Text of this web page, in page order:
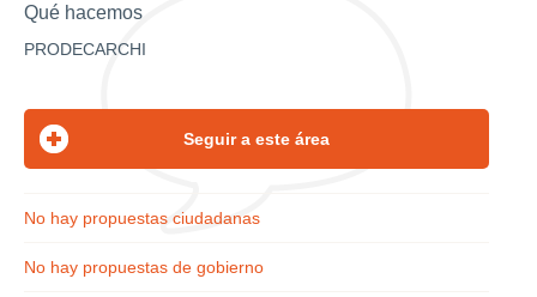
Qué hacemos
PRODECARCHI
No hay propuestas ciudadanas
No hay propuestas de gobierno